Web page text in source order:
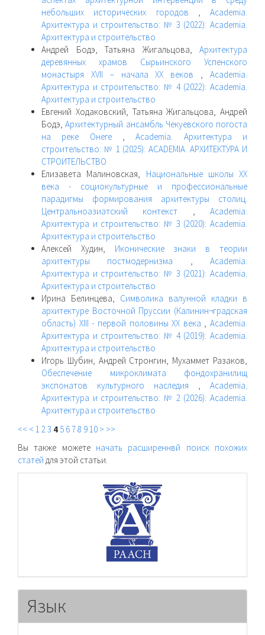
небольших исторических городов , Academia.
Архитектура и строительство: № 3 (2022): Academia.
Архитектура и строительство
Андрей Бодэ, Татьяна Жигальцова, Архитектура
деревянных храмов Сырьинского Успенского
монастыря XVII – начала XX веков ,Academia.
Архитектура и строительство: № 4 (2022): Academia.
Архитектура и строительство
Евгений Ходаковский, Татьяна Жигальцова, Андрей
Бодэ,Архитектурный ансамбль Чекуевского погоста
на реке Онеге ,Academia. Архитектура и
строительство: № 1 (2025): ACADEMIA. АРХИТЕКТУРА И
СТРОИТЕЛЬСТВО
Елизавета Малиновская, Национальные школы ХХ
века - социокультурные и профессиональные
парадигмы формирования архитектуры столиц.
Центральноазиатский контекст ,Academia.
Архитектура и строительство: № 3 (2020): Academia.
Архитектура и строительство
Алексей Худин, Иконические знаки в теории
архитектуры постмодернизма ,Academia.
Архитектура и строительство: № 3 (2021): Academia.
Архитектура и строительство
Ирина Белинцева, Символика валунной кладки в
архитектуре Восточной Пруссии (Калинин¬градская
область) XIII - первой половины XX века , Academia.
Архитектура и строительство: № 4 (2019): Academia.
Архитектура и строительство
Игорь Шубин, Андрей Стронгин, Мухаммет Разаков,
Обеспечение микроклимата фондохранилищ
экспонатов культурного наследия , Academia.
Архитектура и строительство: № 2 (2026): Academia.
Архитектура и строительство
<< < 1 23 4 5 6 78 9 10 > >>
Вы также можете начать расширеннвй поиск похожих
статей для этой статьи.
Язык